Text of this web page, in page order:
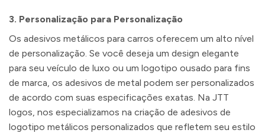
3. Personalização para Personalização
Os adesivos metálicos para carros oferecem um alto nível
de personalização. Se você deseja um design elegante
para seu veículo de luxo ou um logotipo ousado para fins
de marca, os adesivos de metal podem ser personalizados
de acordo com suas especificações exatas. Na JTT
logos, nos especializamos na criação de adesivos de
logotipo metálicos personalizados que refletem seu estilo